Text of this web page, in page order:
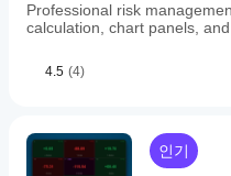
Professional risk
calculation, chart panels,
4.5 (4)
인기